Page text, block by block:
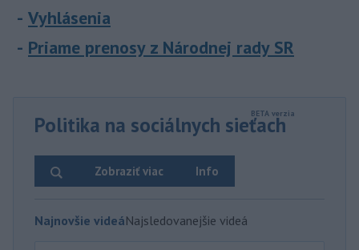
Vyhlásenia
Priame prenosy z Národnej rady SR
Politika na sociálnych sieťach
Info
Zobraziť viac
Najnovšie videáNajsledovanejšie videá